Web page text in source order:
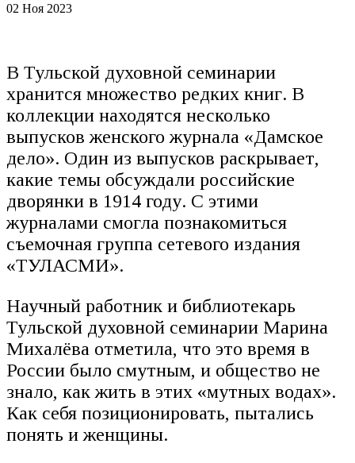
02 Ноя 2023
В Тульской духовной семинарии
хранится множество редких книг. В
коллекции находятся несколько
выпусков женского журнала «Дамское
дело». Один из выпусков раскрывает,
какие темы обсуждали российские
дворянки в 1914 году. С этими
журналами смогла познакомиться
съемочная группа сетевого издания
«ТУЛАСМИ».
Научный работник и библиотекарь
Тульской духовной семинарии Марина
Михалёва отметила, что это время в
России было смутным, и общество не
знало, как жить в этих «мутных водах».
Как себя позиционировать, пытались
понять и женщины.